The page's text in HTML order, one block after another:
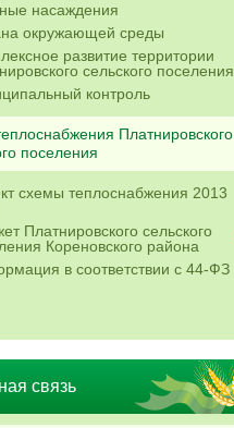
насаждения
окружающей среды
развитие территории
сельского поселения
контроль
Платнировского
поселения
схемы теплоснабжения 2013
Платнировского сельского
Кореновского района
в соответствии с 44-ФЗ
связь